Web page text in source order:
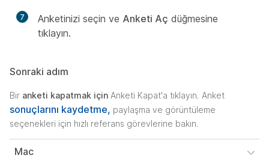
7 Anketinizi seçin ve Anketi Aç düğmesine
tıklayın.
Sonraki adım
Bir anketi kapatmak için Anketi Kapat'a tıklayın. Anket
sonuçlarını kaydetme, paylaşma ve görüntüleme
seçenekleri için hızlı referans görevlerine bakın.
Mac